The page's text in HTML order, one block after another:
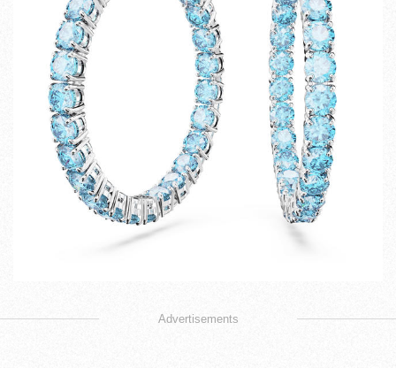
Advertisements